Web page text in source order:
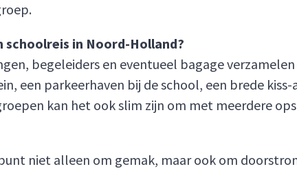
in Noord-Holland?
begeleiders en eventueel bagage
een parkeerhaven bij de school, een brede
kan het ook slim zijn om met meerdere
niet alleen om gemak, maar ook om